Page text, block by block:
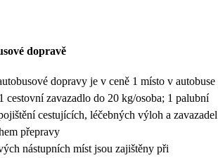
dopravě
dopravy je v ceně 1 místo v autobuse
cestovní zavazadlo do 20 kg/osoba; 1 palubní
cestujících, léčebných výloh a zavazadel
přepravy
nástupních míst jsou zajištěny při